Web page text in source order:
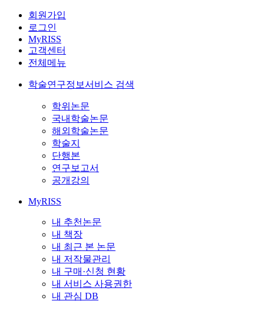
회원가입
로그인
MyRISS
고객센터
전체메뉴
학술연구정보서비스 검색
학위논문
국내학술논문
해외학술논문
학술지
단행본
연구보고서
공개강의
MyRISS
내 추천논문
내 책장
내 최근 본 논문
내 저작물관리
내 구매·신청 현황
내 서비스 사용권한
내 관심 DB